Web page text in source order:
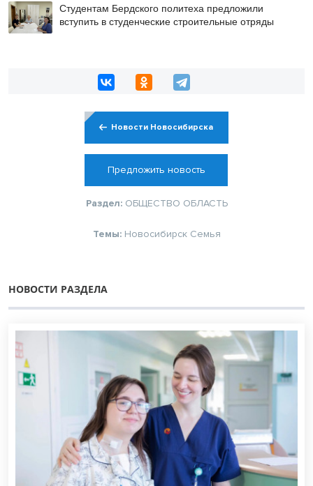
Студентам Бердского политеха предложили
вступить в студенческие строительные отряды
Новости Новосибирска
Предложить новость
Раздел: ОБЩЕСТВО ОБЛАСТЬ
Темы: Новосибирск Семья
НОВОСТИ РАЗДЕЛА